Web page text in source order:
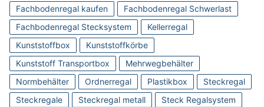
Fachbodenregal kaufen
Fachbodenregal Schwerlast
Fachbodenregal Stecksystem
Kellerregal
Kunststoffbox
Kunststoffkörbe
Kunststoff Transportbox
Mehrwegbehälter
Normbehälter
Ordnerregal Plastikbox
Steckregal
Steckregale
Steckregal metall
Steck Regalsystem